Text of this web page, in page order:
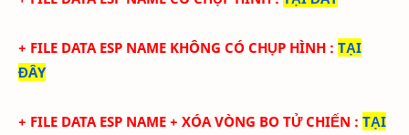
+ FILE DATA ESP NAME KHÔNG CÓ CHỤP HÌNH : TẠI
ĐÂY
+ FILE DATA ESP NAME + XÓA VÒNG BO TỬ CHIẾN : TẠI